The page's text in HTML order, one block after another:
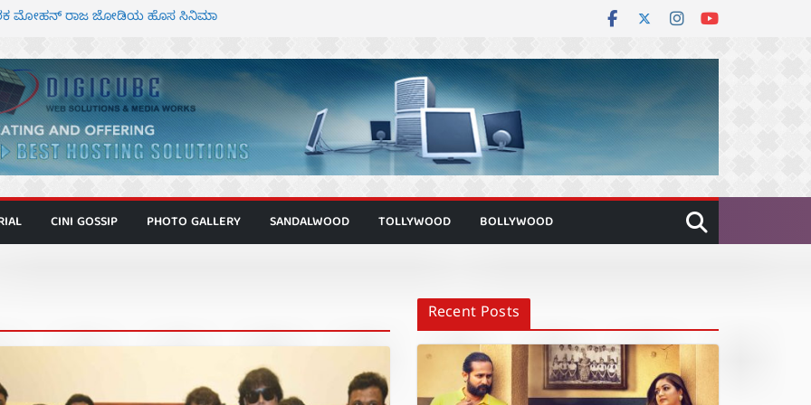
ಮೋಹನ್ ರಾಜ ಜೋಡಿಯ ಹೊಸ ಸಿನಿಮಾ
ಅಜೇಯಂ” ಹಾಡಿದ ದೃಶ್ಯ ವೈಭವ
ಅಭಿನಯದ ‘ಬಾಸ್’ ಚಿತ್ರ ತೆರೆಗೆ
ಮಿತ್ರ ಅಭಿನಯದ “ಮಹಾನ್” ಫಸ್ಟ್ ಲುಕ್
CINI GOSSIP PHOTO GALLERY SANDALWOOD TOLLYWOOD BOLLYWOOD
Recent Posts